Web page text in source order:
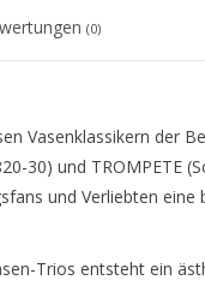
(0)
Vasenklassikern der
30) und TROMPETE
und Verliebten eine
Trios entsteht ein